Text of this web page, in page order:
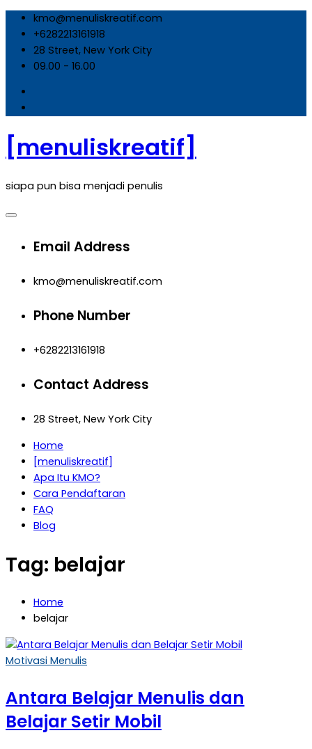
Skip
content
kmo@menuliskreatif.com
+6282213161918
28 Street, New York City
09.00 - 16.00
[menuliskreatif]
siapa pun bisa menjadi penulis
Email Address
kmo@menuliskreatif.com
Phone Number
+6282213161918
Contact Address
28 Street, New York City
Home
[menuliskreatif]
Apa Itu KMO?
Cara Pendaftaran
FAQ
Blog
Tag: belajar
Home
belajar
Motivasi Menulis
Antara Belajar Menulis dan
Belajar Setir Mobil